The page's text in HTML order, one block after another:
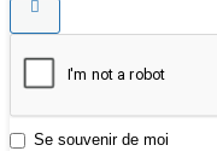
Se souvenir de moi